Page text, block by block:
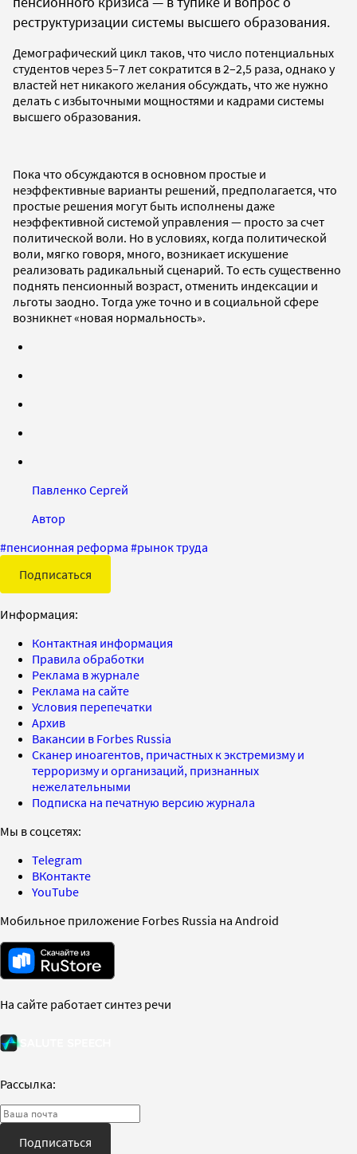
реструктуризации системы высшего образования.
Демографический цикл таков, что число потенциальных
студентов через 5–7 лет сократится в 2–2,5 раза, однако у
властей нет никакого желания обсуждать, что же нужно
делать с избыточными мощностями и кадрами системы
высшего образования.
Пока что обсуждаются в основном простые и
неэффективные варианты решений, предполагается, что
простые решения могут быть исполнены даже
неэффективной системой управления — просто за счет
политической воли. Но в условиях, когда политической
воли, мягко говоря, много, возникает искушение
реализовать радикальный сценарий. То есть существенно
поднять пенсионный возраст, отменить индексации и
льготы заодно. Тогда уже точно и в социальной сфере
возникнет «новая нормальность».
Павленко Сергей
Автор
#пенсионная реформа #рынок труда
Подписаться
Информация:
Контактная информация
Правила обработки
Реклама в журнале
Реклама на сайте
Условия перепечатки
Архив
Вакансии в Forbes Russia
Сканер иноагентов, причастных к экстремизму и
терроризму и организаций, признанных
нежелательными
Подписка на печатную версию журнала
Мы в соцсетях:
Telegram
ВКонтакте
YouTube
Мобильное приложение Forbes Russia на Android
На сайте работает синтез речи
Рассылка:
Подписаться